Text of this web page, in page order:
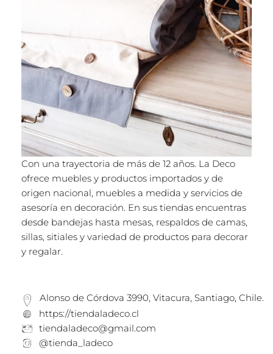
Con una trayectoria de más de 12 años. La Deco
ofrece muebles y productos importados y de
origen nacional, muebles a medida y servicios de
asesoría en decoración. En sus tiendas encuentras
desde bandejas hasta mesas, respaldos de camas,
sillas, sitiales y variedad de productos para decorar
y regalar.
Alonso de Córdova 3990, Vitacura, Santiago, Chile.
https://tiendaladeco.cl
tiendaladeco@gmail.com
@tienda_ladeco